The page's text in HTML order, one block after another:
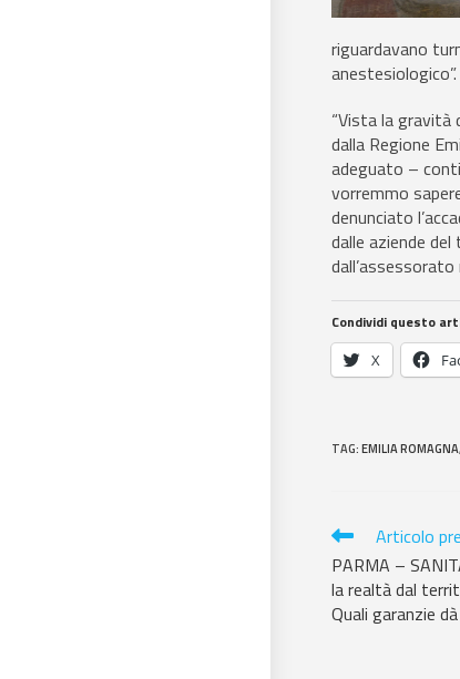
riguardavano
anestesiologico”.
“Vista la gravità
dalla Regione
adeguato –
vorremmo
denunciato
dalle aziende
dall’assessorato
Condividi questo
X
TAG:EMILIA ROMAGNA,
Articolo
PARMA –
la realtà dal
Quali garanzie